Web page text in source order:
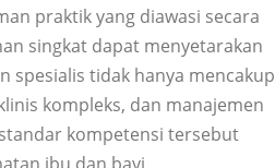
praktik yang diawasi secara
singkat dapat menyetarakan
spesialis tidak hanya mencakup
kompleks, dan manajemen
kompetensi tersebut